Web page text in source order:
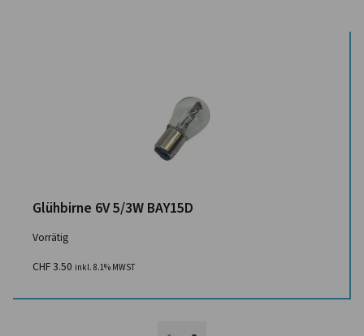
Glühbirne 6V 5/3W BAY15D
Vorrätig
CHF3.50 inkl. 8.1% MWST